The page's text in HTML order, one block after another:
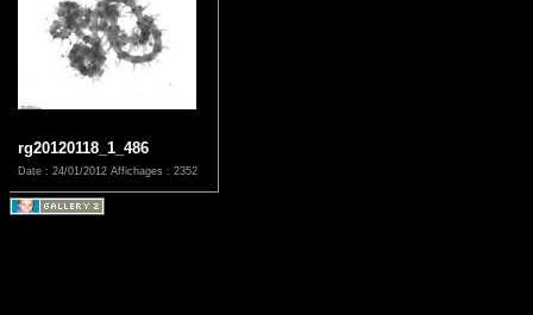
rg20120118_1_486
Date : 24/01/2012 Affichages : 2352